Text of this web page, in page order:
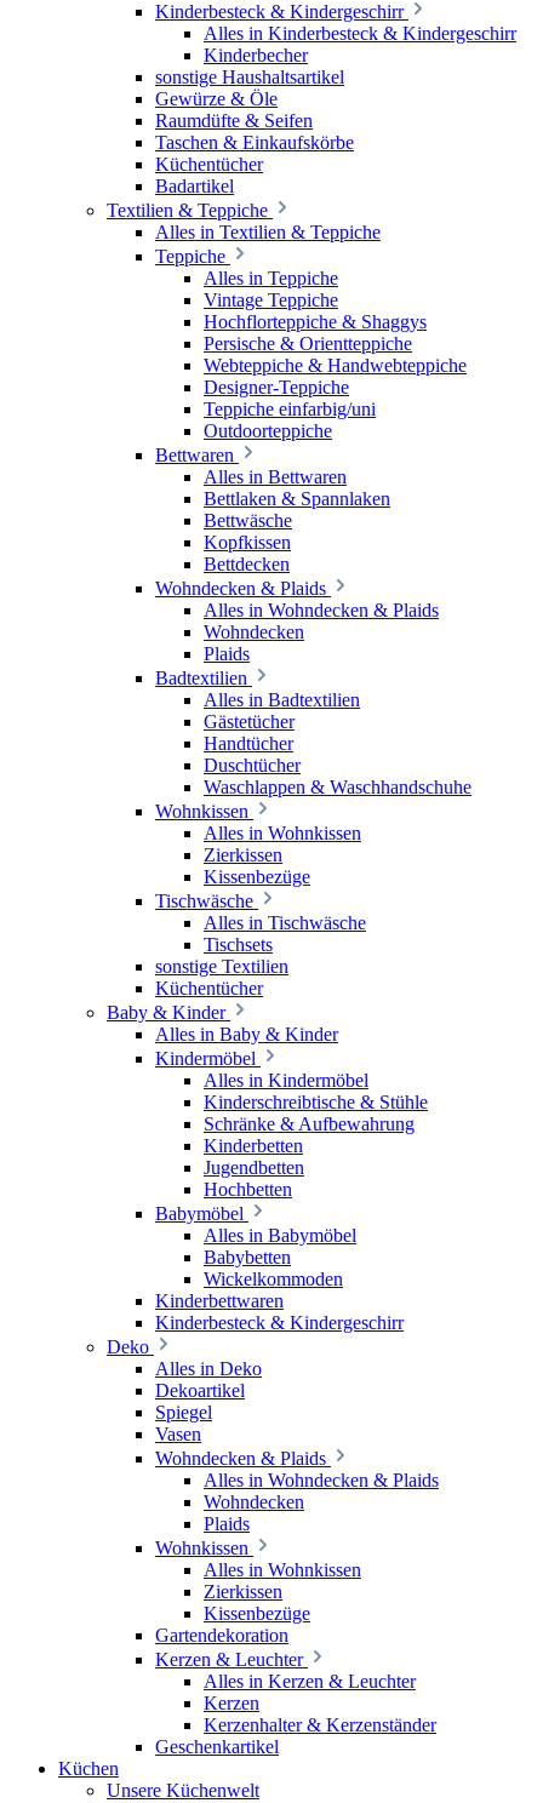
Kinderbesteck & Kindergeschirr
Alles in Kinderbesteck & Kindergeschirr
Kinderbecher
sonstige Haushaltsartikel
Gewürze & Öle
Raumdüfte & Seifen
Taschen & Einkaufskörbe
Küchentücher
Badartikel
Textilien & Teppiche
Alles in Textilien & Teppiche
Teppiche
Alles in Teppiche
Vintage Teppiche
Hochflorteppiche & Shaggys
Persische & Orientteppiche
Webteppiche & Handwebteppiche
Designer-Teppiche
Teppiche einfarbig/uni
Outdoorteppiche
Bettwaren
Alles in Bettwaren
Bettlaken & Spannlaken
Bettwäsche
Kopfkissen
Bettdecken
Wohndecken & Plaids
Alles in Wohndecken & Plaids
Wohndecken
Plaids
Badtextilien
Alles in Badtextilien
Gästetücher
Handtücher
Duschtücher
Waschlappen & Waschhandschuhe
Wohnkissen
Alles in Wohnkissen
Zierkissen
Kissenbezüge
Tischwäsche
Alles in Tischwäsche
Tischsets
sonstige Textilien
Küchentücher
Baby & Kinder
Alles in Baby & Kinder
Kindermöbel
Alles in Kindermöbel
Kinderschreibtische & Stühle
Schränke & Aufbewahrung
Kinderbetten
Jugendbetten
Hochbetten
Babymöbel
Alles in Babymöbel
Babybetten
Wickelkommoden
Kinderbettwaren
Kinderbesteck & Kindergeschirr
Deko
Alles in Deko
Dekoartikel
Spiegel
Vasen
Wohndecken & Plaids
Alles in Wohndecken & Plaids
Wohndecken
Plaids
Wohnkissen
Alles in Wohnkissen
Zierkissen
Kissenbezüge
Gartendekoration
Kerzen & Leuchter
Alles in Kerzen & Leuchter
Kerzen
Kerzenhalter & Kerzenständer
Geschenkartikel
Küchen
Unsere Küchenwelt